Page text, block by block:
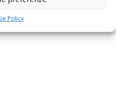
Policy